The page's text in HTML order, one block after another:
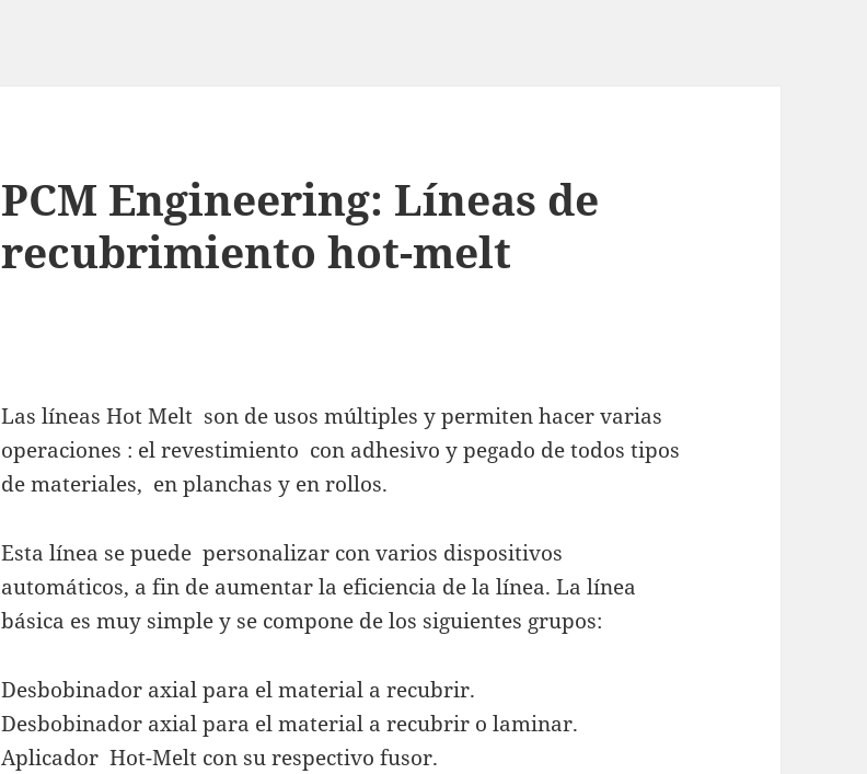
PCM Engineering: Líneas de
recubrimiento hot-melt
Las líneas Hot Melt son de usos múltiples y permiten hacer varias
operaciones : el revestimiento con adhesivo y pegado de todos tipos
de materiales, en planchas y en rollos.
Esta línea se puede personalizar con varios dispositivos
automáticos, a fin de aumentar la eficiencia de la línea. La línea
básica es muy simple y se compone de los siguientes grupos:
Desbobinador axial para el material a recubrir.
Desbobinador axial para el material a recubrir o laminar.
Aplicador Hot-Melt con su respectivo fusor.